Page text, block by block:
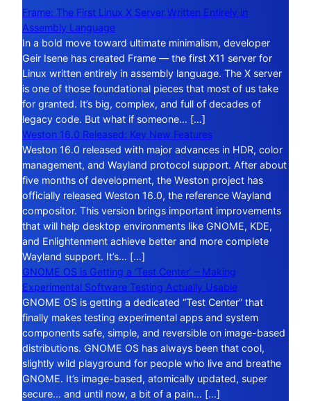
Frame: The First Linux X Server Written Entirely in
Assembly Language
In a bold move toward ultimate minimalism, developer
Geir Isene has created Frame — the first X11 server for
Linux written entirely in assembly language. The X server
is one of those foundational pieces that most of us take
for granted. It’s big, complex, and full of decades of
legacy code. But what if someone… […]
Weston 16.0 Released: Key New Features
Weston 16.0 released with major advances in HDR, color
management, and Wayland protocol support. After about
five months of development, the Weston project has
officially released Weston 16.0, the reference Wayland
compositor. This version brings important improvements
that will help desktop environments like GNOME, KDE,
and Enlightenment achieve better and more complete
Wayland support. It’s… […]
GNOME OS is Getting a ‘Test Center’ – Making
Experimental Software Testing Actually Usable
GNOME OS is getting a dedicated “Test Center” that
finally makes testing experimental apps and system
components safe, simple, and reversible on image-based
distributions. GNOME OS has always been that cool,
slightly wild playground for people who live and breathe
GNOME. It’s image-based, atomically updated, super
secure… and until now, a bit of a pain… […]